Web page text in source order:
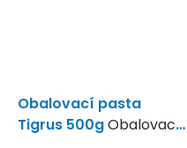
Obalovací pasta
Tigrus 500gObalovací